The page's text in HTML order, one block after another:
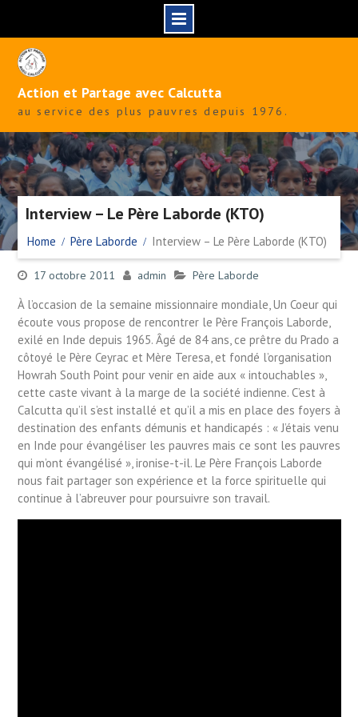
content
Action et Partage avec Calcutta
au service des plus pauvres depuis 1976.
Interview – Le Père Laborde (KTO)
Home Père Laborde Interview – Le Père Laborde (KTO)
17 octobre 2011 admin Père Laborde
À l’occasion de la semaine missionnaire mondiale, Un Coeur qui
écoute vous propose de rencontrer le Père François Laborde,
exilé en Inde depuis 1965. Âgé de 84 ans, ce prêtre du Prado a
côtoyé le Père Ceyrac et Mère Teresa, et fondé l’organisation
Howrah South Point pour venir en aide aux « intouchables »,
cette caste vivant à la marge de la société indienne. C’est à
Calcutta qu’il s’est installé et qu’il a mis en place des foyers à
destination des enfants démunis et handicapés : « J’étais venu
en Inde pour évangéliser les pauvres mais ce sont les pauvres
qui m’ont évangélisé », ironise-t-il. Le Père François Laborde
nous fait partager son expérience et la force spirituelle qui
continue à l’abreuver pour poursuivre son travail.